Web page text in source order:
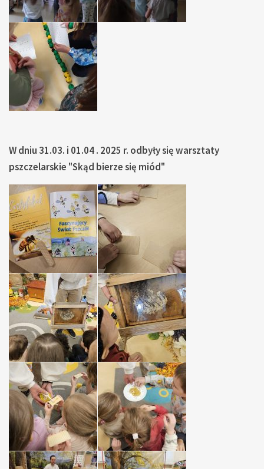
W dniu 31.03. i 01.04 . 2025 r. odbyły się warsztaty
pszczelarskie "Skąd bierze się miód"